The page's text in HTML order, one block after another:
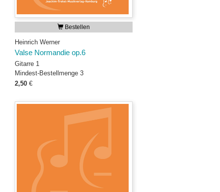
Bestellen
Heinrich Werner
Valse Normandie op.6
Gitarre 1
Mindest-Bestellmenge 3
2,50 €